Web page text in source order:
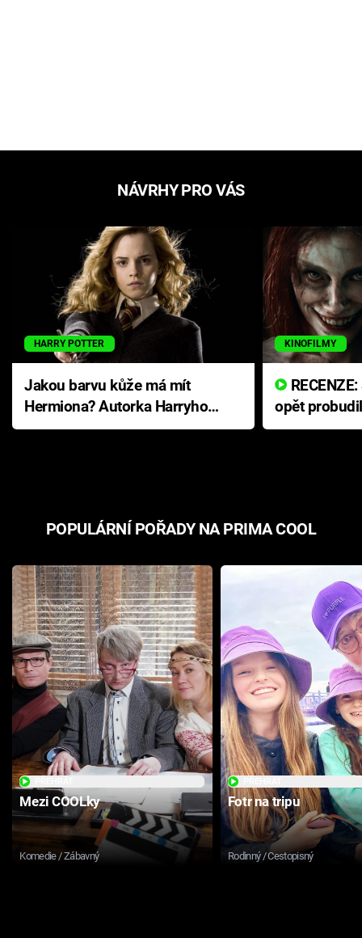
NÁVRHY PRO VÁS
HARRY POTTER
Jakou barvu kůže má mít
Hermiona? Autorka Harryho
Pottera přišla s ráznou
KINOFILMY
opět
přichází s
POPULÁRNÍ POŘADY NA PRIMA COOL
Mezi COOLky
Komedie / Zábavný
Fotr na tripu
Rodinný / Cestopisný